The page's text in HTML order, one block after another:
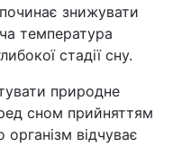
знижувати
температура
стадії сну.
природне
сном прийняттям
відчуває